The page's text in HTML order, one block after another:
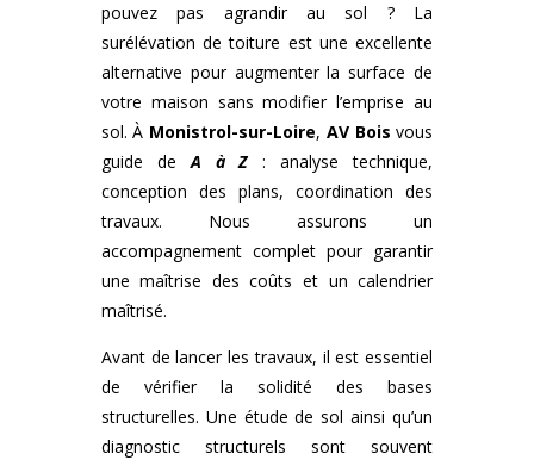
pouvez pas agrandir au sol ? La
surélévation de toiture est une excellente
alternative pour augmenter la surface de
votre maison sans modifier l’emprise au
sol. À Monistrol-sur-Loire, AV Bois vous
guide deA à Z: analyse technique,
conception des plans, coordination des
travaux. Nous assurons un
accompagnement complet pour garantir
une maîtrise des coûts et un calendrier
maîtrisé.
Avant de lancer les travaux, il est essentiel
de vérifier la solidité des bases
structurelles. Une étude de sol ainsi qu’un
diagnostic structurels sont souvent